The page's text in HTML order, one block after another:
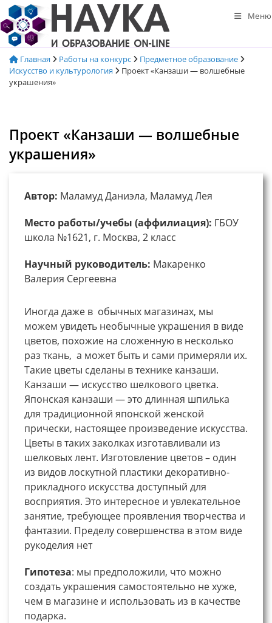
Перейти
к
содержимому
Меню
Главная Работы на конкурс
Предметное образование
Искусство и культурология
Проект «Канзаши — волшебные
украшения»
Проект «Канзаши — волшебные
украшения»
Автор: Маламуд Даниэла, Маламуд Лея
Место работы/учебы (аффилиация): ГБОУ
школа №1621, г. Москва, 2 класс
Научный руководитель: Макаренко
Валерия Сергеевна
Иногда даже в обычных магазинах, мы
можем увидеть необычные украшения в виде
цветов, похожие на сложенную в несколько
раз ткань, а может быть и сами примеряли их.
Такие цветы сделаны в технике канзаши.
Канзаши — искусство шелкового цветка.
Японская канзаши — это длинная шпилька
для традиционной японской женской
прически, настоящее произведение искусства.
Цветы в таких заколках изготавливали из
шелковых лент. Изготовление цветов – один
из видов лоскутной пластики декоративно-
прикладного искусства доступный для
восприятия. Это интересное и увлекательное
занятие, требующее проявления творчества и
фантазии. Пределу совершенства в этом виде
рукоделия нет
Гипотеза: мы предположили, что можно
создать украшения самостоятельно не хуже,
чем в магазине и использовать из в качестве
подарка.